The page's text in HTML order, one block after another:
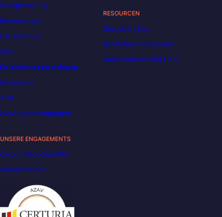
Preisgestaltung
Bewertungen
Hausordnung
FAQ
Datenschutzverordnung
Impressum
AGB
Nutzungsbedingungen
RESOURCEN
Decoded | Blog
Berufsbeschreibungen
DataScientest wird Liora
UNSERE ENGAGEMENTS
Carbon Reduction Plan
Barrierefreiheit